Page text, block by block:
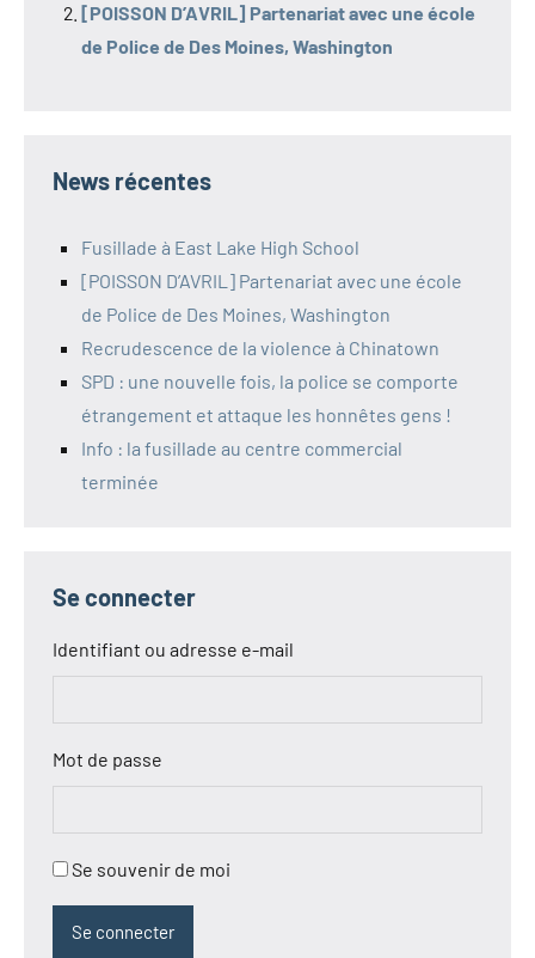
[POISSON D’AVRIL] Partenariat avec une école
de Police de Des Moines, Washington
News récentes
Fusillade à East Lake High School
[POISSON D’AVRIL] Partenariat avec une école
de Police de Des Moines, Washington
Recrudescence de la violence à Chinatown
SPD : une nouvelle fois, la police se comporte
étrangement et attaque les honnêtes gens !
Info : la fusillade au centre commercial
terminée
Se connecter
Identifiant ou adresse e-mail
Mot de passe
Se souvenir de moi
Se connecter